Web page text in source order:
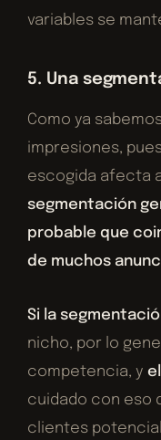
variables se
5. Una
Como ya
impresiones,
escogida afecta
segmentación
probable que
de muchos
Si la
nicho, por lo
competencia, y
cuidado con eso
clientes